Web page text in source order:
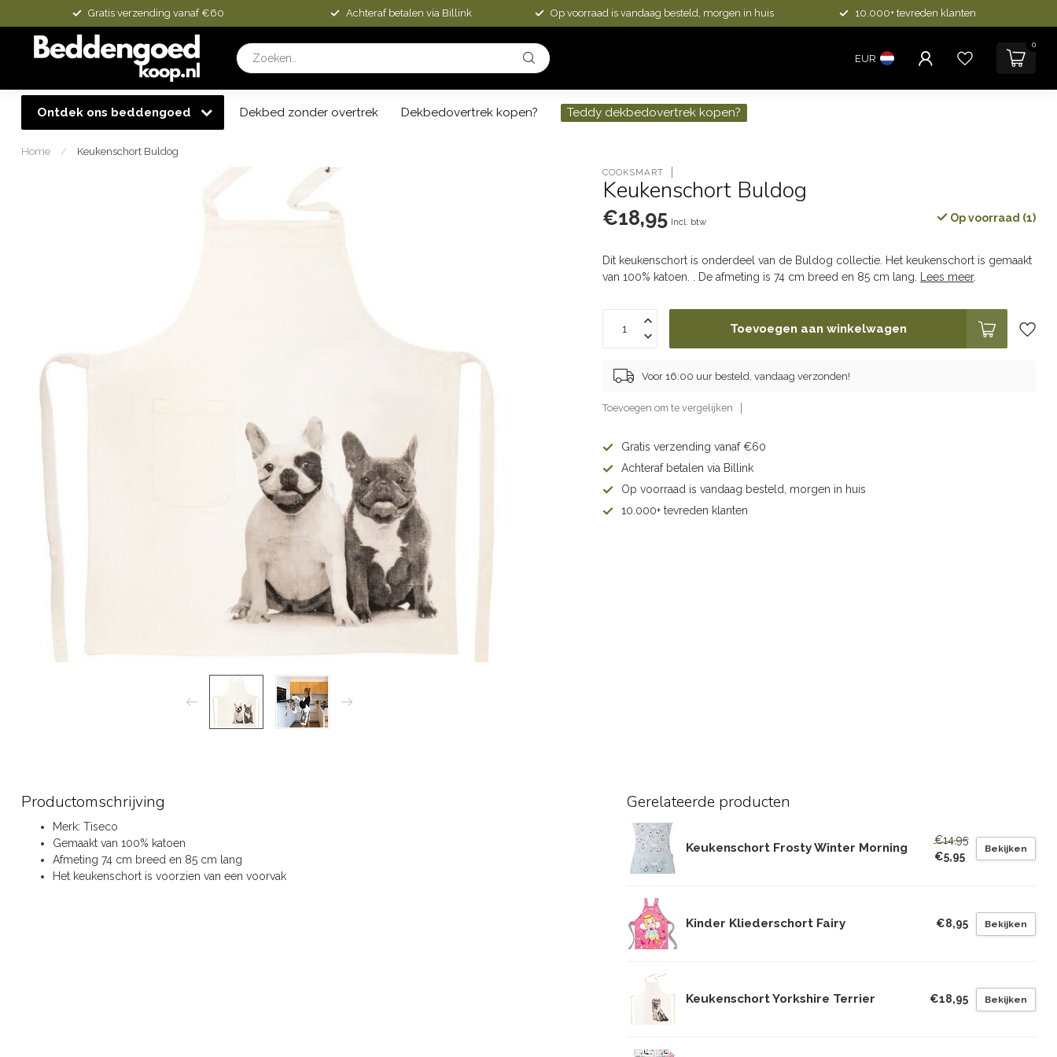
Gratis verzending vanaf €60 Achteraf betalen via Billink Op voorraad is vandaag besteld, morgen in huis 10.000+ tevreden klanten
EUR
0
Ontdek ons beddengoed Dekbed zonder overtrek Dekbedovertrek kopen? Teddy dekbedovertrek kopen?
Home / Keukenschort Buldog
COOKSMART
Keukenschort Buldog
€18,95 Incl. btw Op voorraad (1)
Dit keukenschort is onderdeel van de Buldog collectie. Het keukenschort is gemaakt
van 100% katoen. . De afmeting is 74 cm breed en 85 cm lang.
Lees meer.
Toevoegen aan winkelwagen
Voor 16:00 uur besteld, vandaag verzonden!
Toevoegen om te vergelijken
Gratis verzending vanaf €60
Achteraf betalen via Billink
Op voorraad is vandaag besteld, morgen in huis
10.000+ tevreden klanten
Productomschrijving
Merk: Tiseco
Gemaakt van 100% katoen
Afmeting 74 cm breed en 85 cm lang
Het keukenschort is voorzien van een voorvak
Gerelateerde producten
Keukenschort Frosty Winter Morning
€14,95
€5,95
Bekijken
Kinder Kliederschort Fairy €8,95 Bekijken
Keukenschort Yorkshire Terrier €18,95 Bekijken